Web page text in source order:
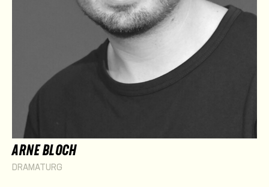
ARNE BLOCH
DRAMATURG